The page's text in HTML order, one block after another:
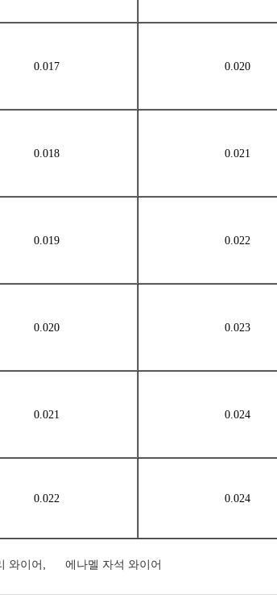
0.017 0.020
0.018 0.021
0.019 0.022
0.020 0.023
0.021 0.024
0.022 0.024
와이어 에나멜 자석 와이어